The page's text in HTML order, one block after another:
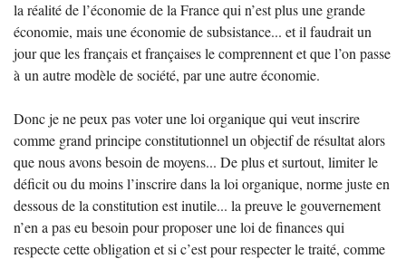
la réalité de l’économie de la France qui n’est plus une grande
économie, mais une économie de subsistance... et il faudrait un
jour que les français et françaises le comprennent et que l’on passe
à un autre modèle de société, par une autre économie.
Donc je ne peux pas voter une loi organique qui veut inscrire
comme grand principe constitutionnel un objectif de résultat alors
que nous avons besoin de moyens... De plus et surtout, limiter le
déficit ou du moins l’inscrire dans la loi organique, norme juste en
dessous de la constitution est inutile... la preuve le gouvernement
n’en a pas eu besoin pour proposer une loi de finances qui
respecte cette obligation et si c’est pour respecter le traité, comme